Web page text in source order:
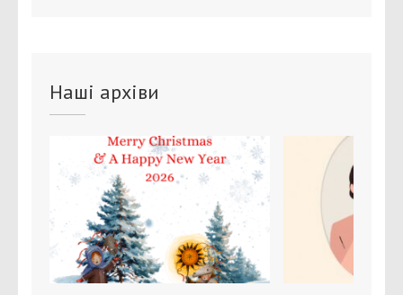
Наші архіви